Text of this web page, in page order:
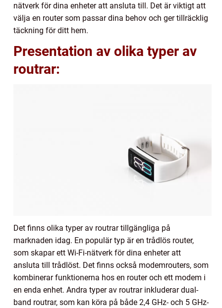
nätverk för dina enheter att ansluta till. Det är viktigt att
välja en router som passar dina behov och ger tillräcklig
täckning för ditt hem.
Presentation av olika typer av
routrar:
Det finns olika typer av routrar tillgängliga på
marknaden idag. En populär typ är en trådlös router,
som skapar ett Wi-Fi-nätverk för dina enheter att
ansluta till trådlöst. Det finns också modemrouters, som
kombinerar funktionerna hos en router och ett modem i
en enda enhet. Andra typer av routrar inkluderar dual-
band routrar, som kan köra på både 2,4 GHz- och 5 GHz-